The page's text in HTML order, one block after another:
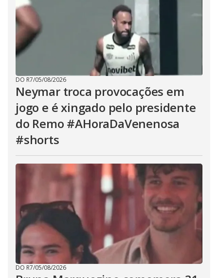
DO R7/05/08/2026
Neymar troca provocações em
jogo e é xingado pelo presidente
do Remo #AHoraDaVenenosa
#shorts
DO R7/05/08/2026